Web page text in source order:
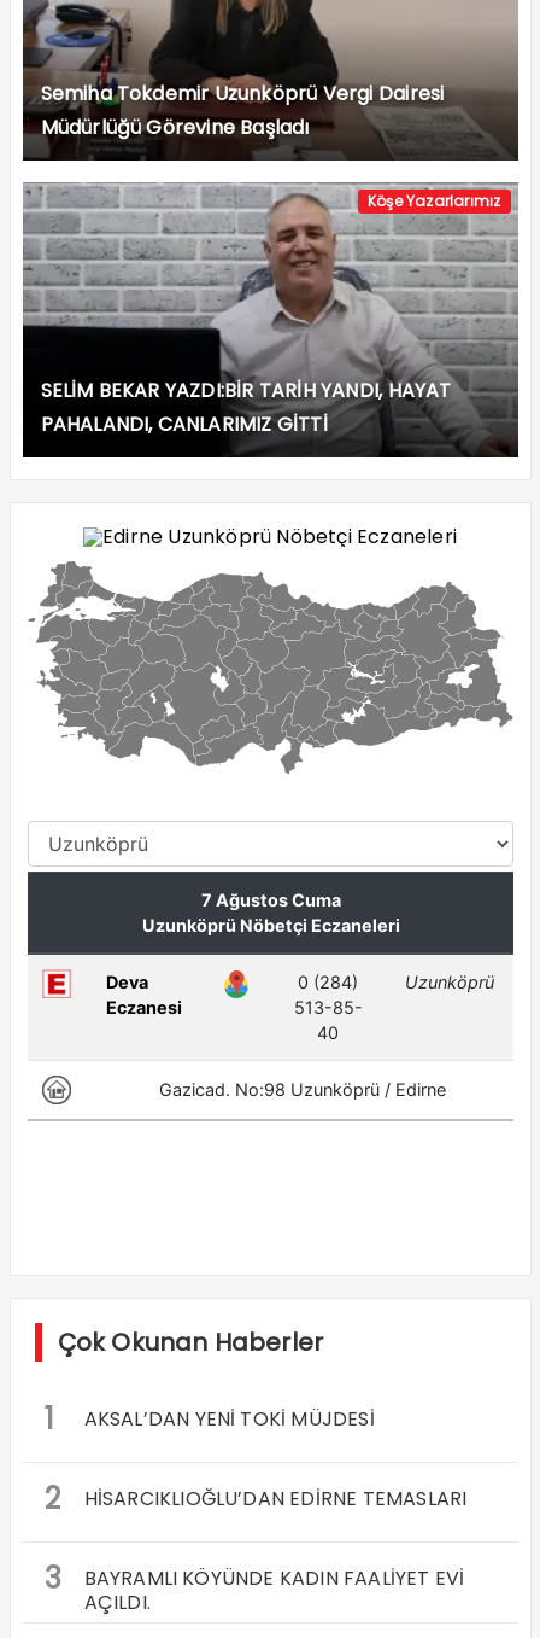
Semiha Tokdemir Uzunköprü Vergi Dairesi
Müdürlüğü Görevine Başladı
Köşe Yazarlarımız
SELİM BEKAR YAZDI:BİR TARİH YANDI, HAYAT
PAHALANDI, CANLARIMIZ GİTTİ
Çok Okunan Haberler
1 AKSAL’DAN YENİ TOKİ MÜJDESİ
2 HİSARCIKLIOĞLU’DAN EDİRNE TEMASLARI
3
BAYRAMLI KÖYÜNDE KADIN FAALİYET EVİ
AÇILDI.